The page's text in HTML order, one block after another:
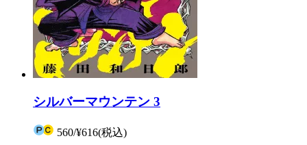
シルバーマウンテン 3
560/¥616(税込)